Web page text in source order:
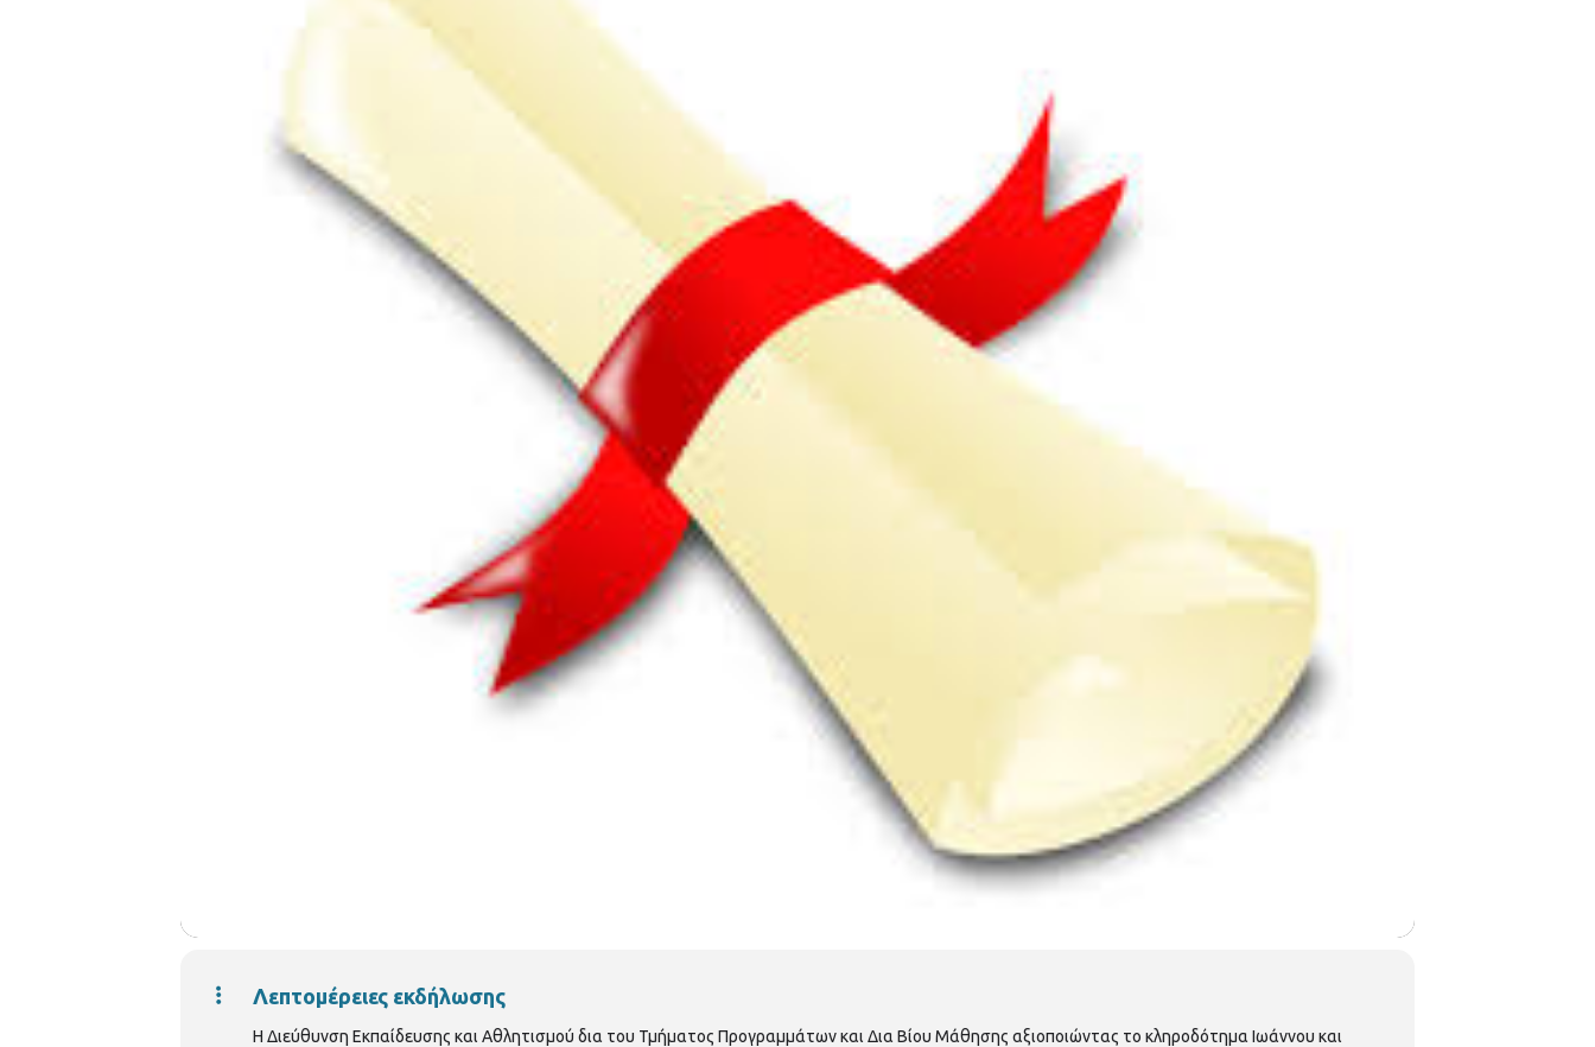
Λεπτομέρειες εκδήλωσης
Η Διεύθυνση Εκπαίδευσης και Αθλητισμού δια του Τμήματος Προγραμμάτων και Δια Βίου Μάθησης αξιοποιώντας το κληροδότημα Ιωάννου και